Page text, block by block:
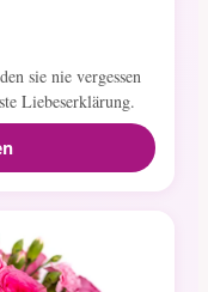
sie nie vergessen
Liebeserklärung.